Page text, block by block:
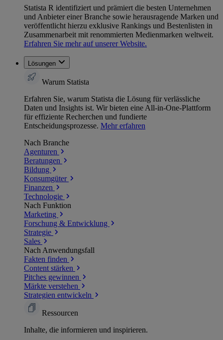
Statista R identifiziert und prämiert die besten Unternehmen
und Anbieter einer Branche sowie herausragende Marken und
veröffentlicht hierzu exklusive Rankings und Bestenlisten in
Zusammenarbeit mit renommierten Medienmarken weltweit.
Erfahren Sie mehr auf unserer Website.
Lösungen
Warum Statista
Erfahren Sie, warum Statista die Lösung für verlässliche
Daten und Insights ist. Wir bieten eine All-in-One-Plattform
für effiziente Recherchen und fundierte
Entscheidungsprozesse. Mehr erfahren
Nach Branche
Agenturen
Beratungen
Bildung
Konsumgüter
Finanzen
Technologie
Nach Funktion
Marketing
Forschung & Entwicklung
Strategie
Sales
Nach Anwendungsfall
Fakten finden
Content stärken
Pitches gewinnen
Märkte verstehen
Strategien entwickeln
Ressourcen
Inhalte, die informieren und inspirieren.